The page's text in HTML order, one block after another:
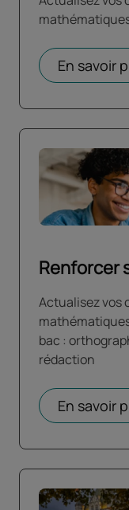
En savoir
Renforcer
Actualisez vos
bac :
rédaction
En savoir